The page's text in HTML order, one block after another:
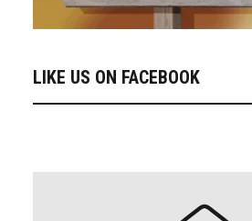
LIKE US ON FACEBOOK